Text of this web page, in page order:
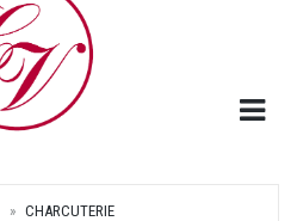
CHARCUTERIE